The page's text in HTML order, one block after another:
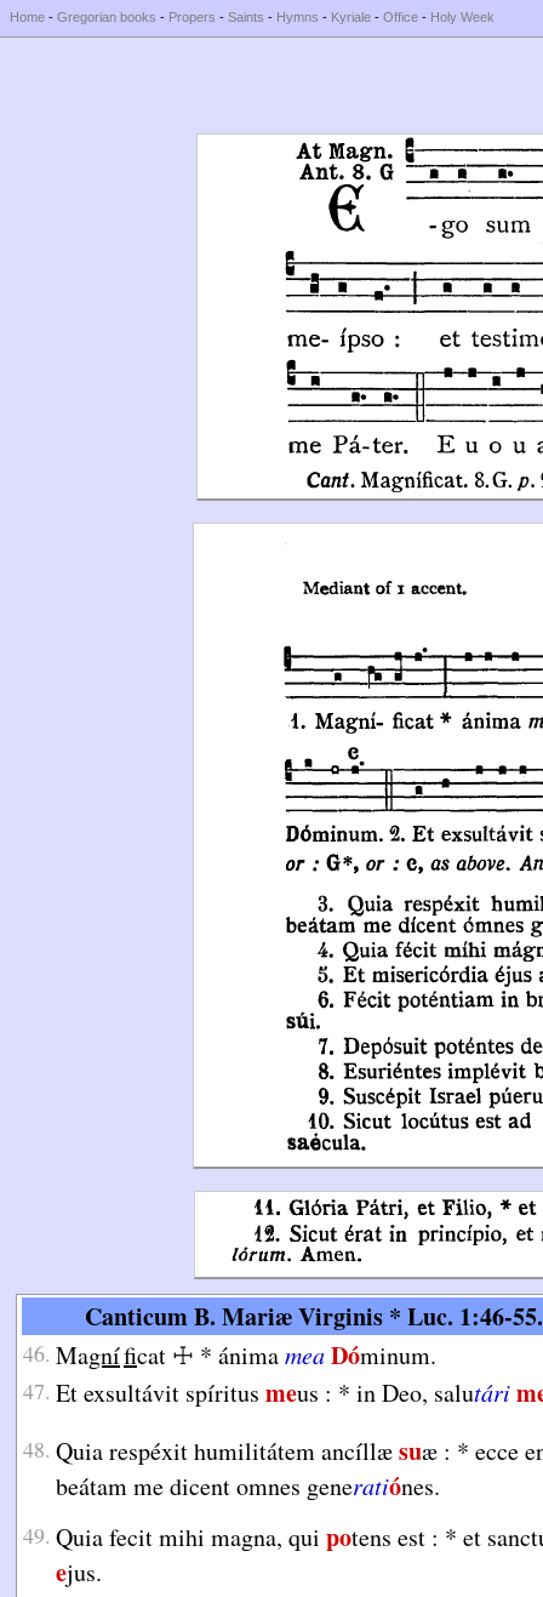
Home - Gregorian books - Propers - Saints - Hymns - Kyriale - Office - Holy Week
Canticum B. Mariæ Virginis * Luc. 1:46-55.
46. Magníficat ☩ * ánimameaDóminum.
47. Et exsultávit spíritus meus : * in Deo, salutári
48. Quia respéxit humilitátem ancíllæsuæ : * ecce
beátam me dicent omnes generatiónes.
49. Quia fecit mihi magna, qui potens est : * et
ejus.